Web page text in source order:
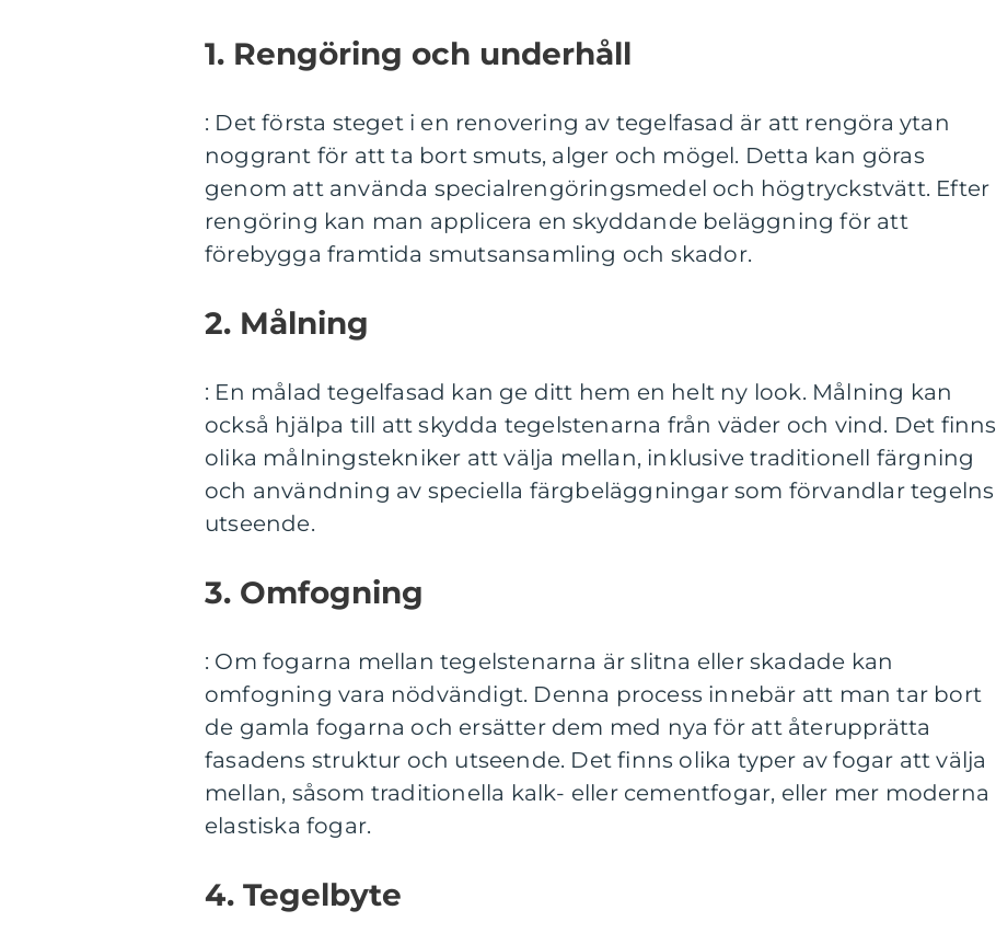
1. Rengöring och underhåll
: Det första steget i en renovering av tegelfasad är att rengöra ytan
noggrant för att ta bort smuts, alger och mögel. Detta kan göras
genom att använda specialrengöringsmedel och högtryckstvätt. Efter
rengöring kan man applicera en skyddande beläggning för att
förebygga framtida smutsansamling och skador.
2. Målning
: En målad tegelfasad kan ge ditt hem en helt ny look. Målning kan
också hjälpa till att skydda tegelstenarna från väder och vind. Det finns
olika målningstekniker att välja mellan, inklusive traditionell färgning
och användning av speciella färgbeläggningar som förvandlar tegelns
utseende.
3. Omfogning
: Om fogarna mellan tegelstenarna är slitna eller skadade kan
omfogning vara nödvändigt. Denna process innebär att man tar bort
de gamla fogarna och ersätter dem med nya för att återupprätta
fasadens struktur och utseende. Det finns olika typer av fogar att välja
mellan, såsom traditionella kalk- eller cementfogar, eller mer moderna
elastiska fogar.
4. Tegelbyte